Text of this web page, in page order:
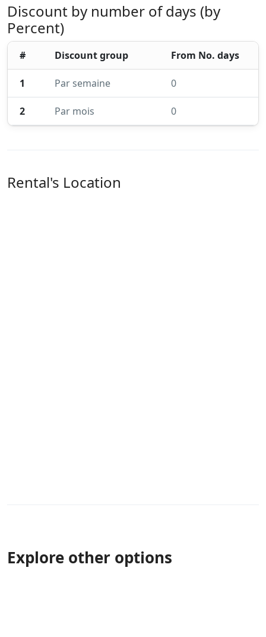
Discount by number of days (by
Percent)
# Discount group From No. days
1 Par semaine 0
2 Par mois 0
Rental's Location
Explore other options